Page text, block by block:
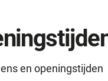
en openingstijden